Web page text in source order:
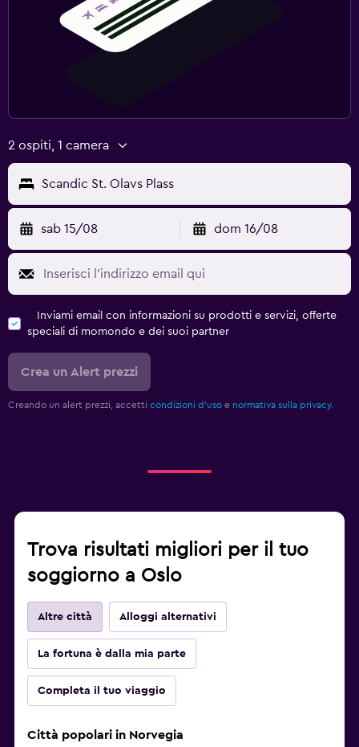
2 ospiti, 1 camera
Scandic St. Olavs Plass
sab 15/08 dom 16/08
Inviami email con informazioni su prodotti e servizi, offerte
speciali di momondo e dei suoi partner
Crea un Alert prezzi
Creando un alert prezzi, accetti condizioni d'uso e normativa sulla privacy.
Trova risultati migliori per il tuo
soggiorno a Oslo
Altre città Alloggi alternativi
La fortuna è dalla mia parte
Completa il tuo viaggio
Città popolari in Norvegia